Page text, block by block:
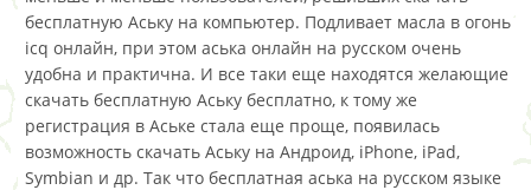
бесплатную Аську на компьютер. Подливает масла в огонь
icq онлайн, при этом аська онлайн на русском очень
удобна и практична. И все таки еще находятся желающие
скачать бесплатную Аську бесплатно, к тому же
регистрация в Аське стала еще проще, появилась
возможность скачать Аську на Андроид, iPhone, iPad,
Symbian и др. Так что бесплатная аська на русском языке